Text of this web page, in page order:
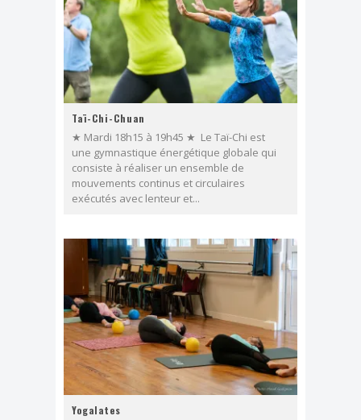
Taï-Chi-Chuan
★ Mardi 18h15 à 19h45 ★ Le Taï-Chi est
une gymnastique énergétique globale qui
consiste à réaliser un ensemble de
mouvements continus et circulaires
exécutés avec lenteur et...
Yogalates